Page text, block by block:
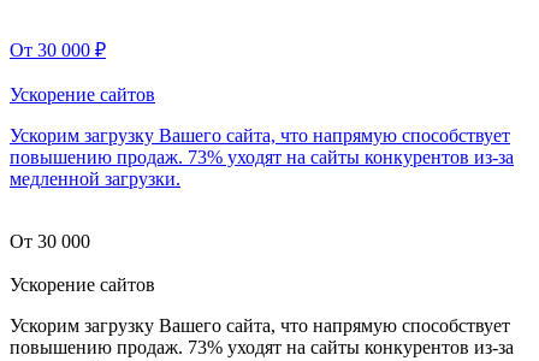
От 30 000 ₽
Ускорение сайтов
Ускорим загрузку Вашего сайта, что напрямую способствует
повышению продаж. 73% уходят на сайты конкурентов из-за
медленной загрузки.
От 30 000
Ускорение сайтов
Ускорим загрузку Вашего сайта, что напрямую способствует
повышению продаж. 73% уходят на сайты конкурентов из-за